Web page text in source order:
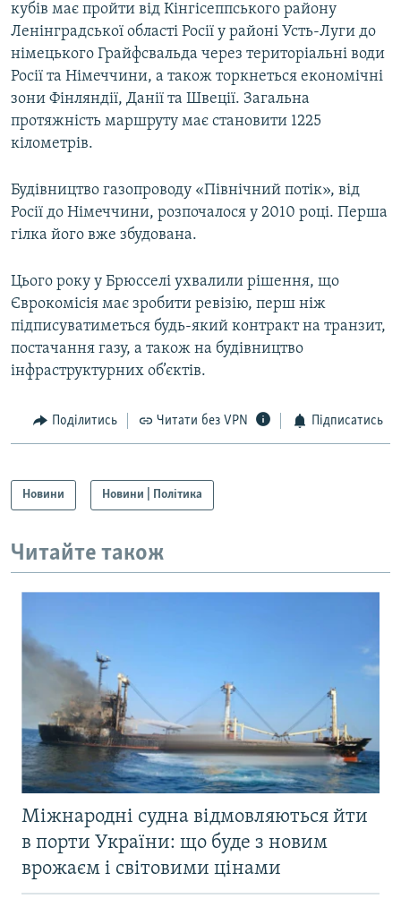
кубів має пройти від Кінгісеппського району
Ленінградської області Росії у районі Усть-Луги до
німецького Грайфсвальда через територіальні води
Росії та Німеччини, а також торкнеться економічні
зони Фінляндії, Данії та Швеції. Загальна
протяжність маршруту має становити 1225
кілометрів.
Будівництво газопроводу «Північний потік», від
Росії до Німеччини, розпочалося у 2010 році. Перша
гілка його вже збудована.
Цього року у Брюсселі ухвалили рішення, що
Єврокомісія має зробити ревізію, перш ніж
підписуватиметься будь-який контракт на транзит,
постачання газу, а також на будівництво
інфраструктурних об’єктів.
Поділитись Читати без VPN Підписатись
Новини Новини | Політика
Читайте також
Міжнародні судна відмовляються йти
в порти України: що буде з новим
врожаєм і світовими цінами